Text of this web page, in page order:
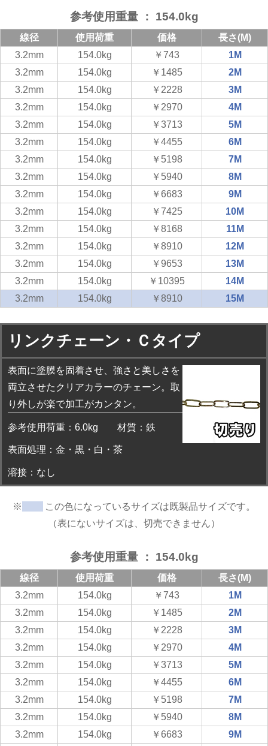
参考使用重量 ： 154.0kg
線径 使用荷重 価格
長さ(M)
3.2mm
154.0kg ￥743
1M
3.2mm
154.0kg ￥1485
2M
3.2mm
154.0kg ￥2228
3M
3.2mm
154.0kg ￥2970
4M
3.2mm
154.0kg ￥3713
5M
3.2mm
154.0kg ￥4455
6M
3.2mm
154.0kg ￥5198
7M
3.2mm
154.0kg ￥5940
8M
3.2mm
154.0kg ￥6683
9M
3.2mm
154.0kg ￥7425
10M
3.2mm
154.0kg ￥8168
11M
3.2mm
154.0kg ￥8910
12M
3.2mm
154.0kg ￥9653
13M
3.2mm
154.0kg ￥10395
14M
3.2mm
154.0kg ￥8910 15M
リンクチェーン・Ｃタイプ
表面に塗膜を固着させ、強さと美しさを
両立させたクリアカラーのチェーン。取
り外しが楽で加工がカンタン。
参考使用荷重：6.0kg 材質：鉄
表面処理：金・黒・白・茶
溶接：なし
※
この色になっているサイズは既製品サイズです。
（表にないサイズは、切売できません）
参考使用重量 ： 154.0kg
線径 使用荷重 価格
長さ(M)
3.2mm
154.0kg ￥743
1M
3.2mm
154.0kg ￥1485
2M
3.2mm
154.0kg ￥2228
3M
3.2mm
154.0kg ￥2970
4M
3.2mm
154.0kg ￥3713
5M
3.2mm
154.0kg ￥4455
6M
3.2mm
154.0kg ￥5198
7M
3.2mm
154.0kg ￥5940
8M
3.2mm
154.0kg ￥6683
9M